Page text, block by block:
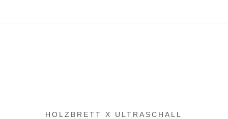
HOLZBRETT X ULTRASCHALL